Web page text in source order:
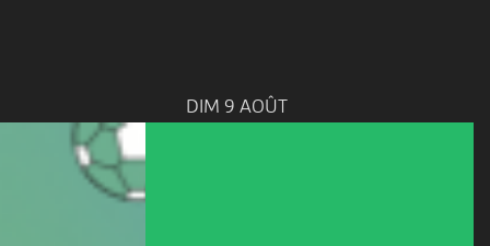
DIM 9 AOÛT